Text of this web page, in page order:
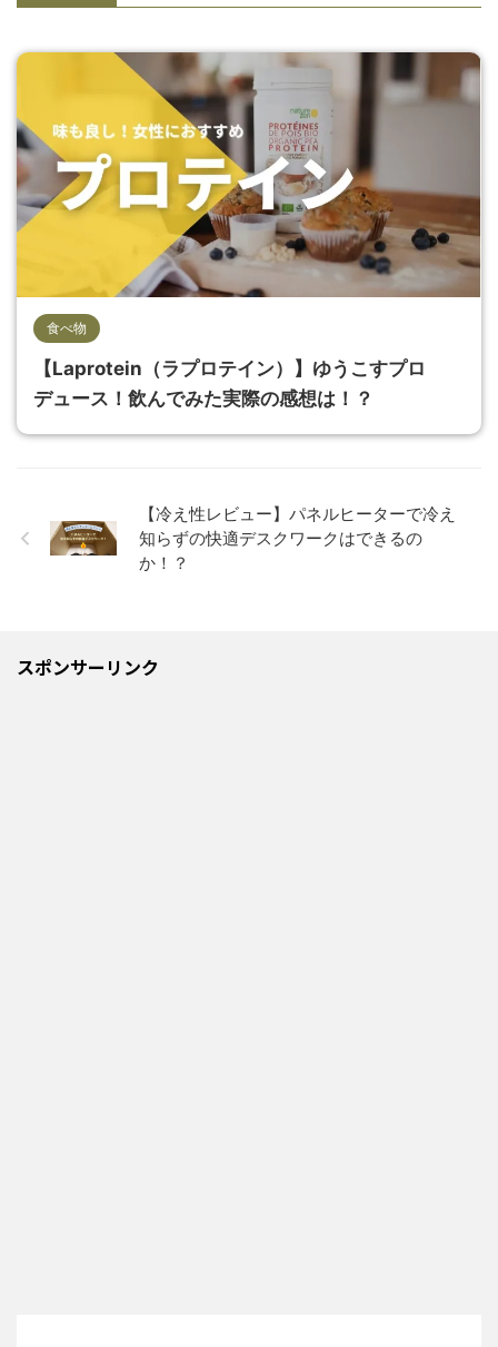
食べ物
【Laprotein（ラプロテイン）】ゆうこすプロ
デュース！飲んでみた実際の感想は！？
【冷え性レビュー】パネルヒーターで冷え
知らずの快適デスクワークはできるの
か！？
スポンサーリンク